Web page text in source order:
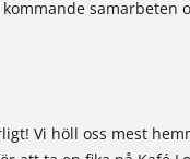
Vi höll oss mest